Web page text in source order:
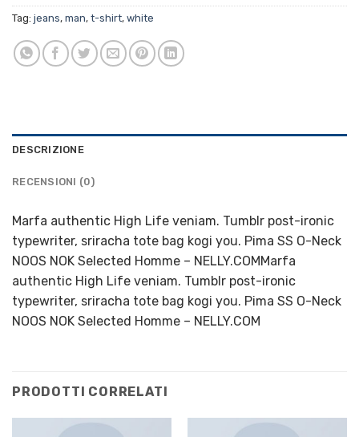
Tag: jeans, man, t-shirt, white
DESCRIZIONE
RECENSIONI (0)
Marfa authentic High Life veniam. Tumblr post-ironic
typewriter, sriracha tote bag kogi you. Pima SS O-Neck
NOOS NOK Selected Homme – NELLY.COMMarfa
authentic High Life veniam. Tumblr post-ironic
typewriter, sriracha tote bag kogi you. Pima SS O-Neck
NOOS NOK Selected Homme – NELLY.COM
PRODOTTI CORRELATI